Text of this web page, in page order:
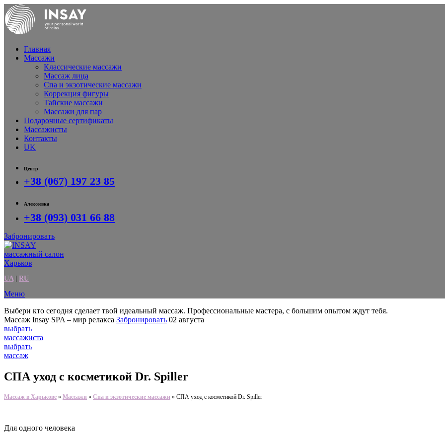
Главная
Массажи
Классические массажи
Массаж лица
Спа и экзотические массажи
Коррекция фигуры
Тайские массажи
Массажи для пар
Подарочные сертификаты
Массажисты
Контакты
UK
Центр
+38 (067) 197 23 85
Алексеевка
+38 (093) 031 66 88
Забронировать
UA| RU
Меню
Выбери кто сегодня сделает твой идеальный массаж. Профессиональные мастера, с большим опытом ждут тебя.
Массаж Insay SPA – мир релакса Забронировать 02 августа
выбрать
массажиста
выбрать
массаж
СПА уход с косметикой Dr. Spiller
Массаж в Харькове » Массажи » Спа и экзотические массажи » СПА уход с косметикой Dr. Spiller
Для одного человека